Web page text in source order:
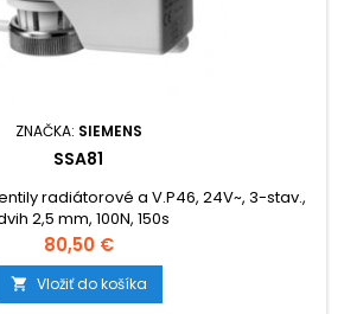
ZNAČKA: SIEMENS
SSA81
radiátorové a V.P46, 24V~, 3-stav.,
2,5 mm, 100N, 150s
Cena
80,50 €
 Vložiť do košíka